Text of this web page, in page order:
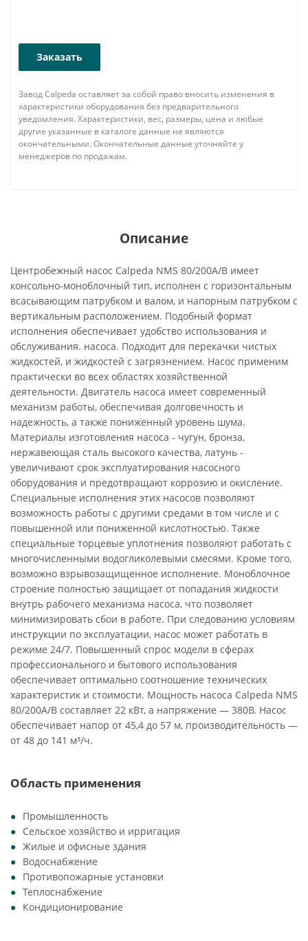
Заказать
Завод Calpeda оставляет за собой право вносить изменения в
характеристики оборудования без предварительного
уведомления. Характеристики, вес, размеры, цена и любые
другие указанные в каталоге данные не являются
окончательными. Окончательные данные уточняйте у
менеджеров по продажам.
Описание
Центробежный насос Calpeda NMS 80/200A/B имеет
консольно-моноблочный тип, исполнен с горизонтальным
всасывающим патрубком и валом, и напорным патрубком с
вертикальным расположением. Подобный формат
исполнения обеспечивает удобство использования и
обслуживания. насоса. Подходит для перекачки чистых
жидкостей, и жидкостей с загрязнением. Насос применим
практически во всех областях хозяйственной
деятельности. Двигатель насоса имеет современный
механизм работы, обеспечивая долговечность и
надежность, а также пониженный уровень шума.
Материалы изготовления насоса - чугун, бронза,
нержавеющая сталь высокого качества, латунь -
увеличивают срок эксплуатирования насосного
оборудования и предотвращают коррозию и окисление.
Специальные исполнения этих насосов позволяют
возможность работы с другими средами в том числе и с
повышенной или пониженной кислотностью. Также
специальные торцевые уплотнения позволяют работать с
многочисленными водогликолевыми смесями. Кроме того,
возможно взрывозащищенное исполнение. Моноблочное
строение полностью защищает от попадания жидкости
внутрь рабочего механизма насоса, что позволяет
минимизировать сбои в работе. При следованию условиям
инструкции по эксплуатации, насос может работать в
режиме 24/7. Повышенный спрос модели в сферах
профессионального и бытового использования
обеспечивает оптимально соотношение технических
характеристик и стоимости. Мощность насоса Calpeda NMS
80/200A/B составляет 22 кВт, а напряжение — 380В. Насос
обеспечивает напор от 45,4 до 57 м, производительность —
от 48 до 141 м³/ч.
Область применения
Промышленность
Сельское хозяйство и ирригация
Жилые и офисные здания
Водоснабжение
Противопожарные установки
Теплоснабжение
Кондиционирование